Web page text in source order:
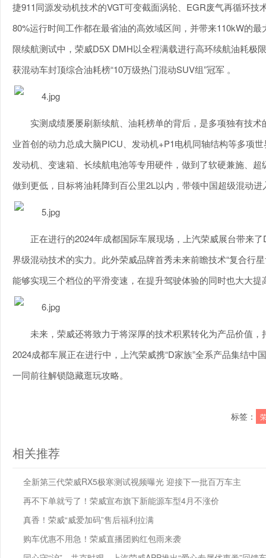
捷911同源发动机技术的VGT可变截面涡轮、EGR废气再循环
80%运行时间工作都在最省油的高效域区间，并带来110kW的
限续航测试中，荣威D5X DMH以全程满载进行高环续航油耗极
获混动车封顶综合油耗榜“10万级热门混动SUV组”冠军 。
实测成绩屡屡刷新续航、油耗榜单的背后，是多项独有技
业首创的动力总成大脑PICU、发动机+P1电机同轴结构等多项
发动机、变速箱、长续航电池等专用硬件，做到了软硬兼施、
做到更低，目标将油耗降到百公里2L以内，带领中国超级混动
正在进行的2024年成都国际车展现场，上汽荣威展台带来
界级混动技术的实力。此外荣威品牌首秀未来前瞻技术“复合行
能够实现三个档位的平滑变速，在提升驾驶体验的同时也大大
未来，荣威还将致力于将深厚的技术积累转化为产品价值
2024成都车展正在进行中，上汽荣威携“D家族”全系产品集结
一同前往解锁隐藏逛玩攻略。
标签：
相关推荐
全新第三代荣威RX5极寒测试视频曝光 迎接下一批百万车主
再不下单就亏了！荣威宣布旗下新能源车型4月不涨价
真香！荣威“威爱加码”售后福利拉满
购车优惠不用急！荣威直播团购红包雨来袭